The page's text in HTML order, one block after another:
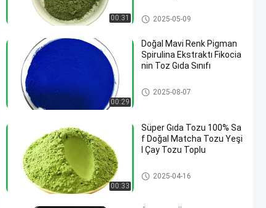
00:31 Süper Gıda Tozu
2025-05-09
00:29
Doğal Mavi Renk Pigman
Spirulina Ekstraktı Fikocia
nin Toz Gıda Sınıfı
Süper Gıda Tozu
2025-08-07
00:33
Süper Gıda Tozu 100% Sa
f Doğal Matcha Tozu Yeşi
l Çay Tozu Toplu
Süper Gıda Tozu
2025-04-16